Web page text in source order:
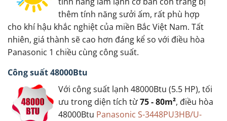
thêm tính năng sưởi ấm, rất phù hợp
cho khí hậu khắc nghiệt của miền Bắc Việt Nam. Tất
nhiên, giá thành sẽ cao hơn đáng kể so với điều hòa
Panasonic 1 chiều cùng công suất.
Công suất 48000Btu
Với công suất lạnh 48000Btu (5.5 HP), tối
ưu trong diện tích từ75 - 80m², điều hòa
48000Btu Panasonic S-3448PU3HB/U-